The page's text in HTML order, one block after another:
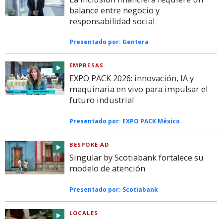
balance entre negocio y
responsabilidad social
Presentado por: Gentera
EMPRESAS
EXPO PACK 2026: innovación, IA y
maquinaria en vivo para impulsar el
futuro industrial
Presentado por: EXPO PACK México
BESPOKE AD
Singular by Scotiabank fortalece su
modelo de atención
Presentado por: Scotiabank
LOCALES